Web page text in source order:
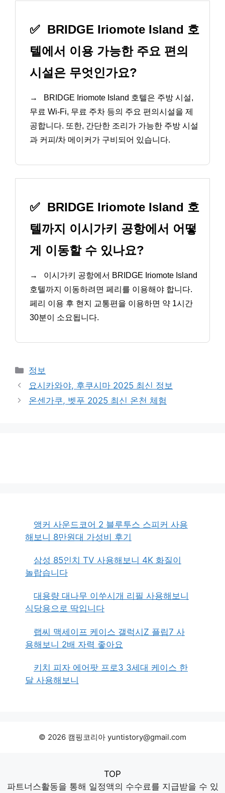
✅ BRIDGE Iriomote Island 호
텔에서 이용 가능한 주요 편의
시설은 무엇인가요?
→
BRIDGE Iriomote Island 호텔은 주방 시설,
무료 Wi-Fi, 무료 주차 등의 주요 편의시설을 제
공합니다. 또한, 간단한 조리가 가능한 주방 시설
과 커피/차 메이커가 구비되어 있습니다.
✅ BRIDGE Iriomote Island 호
텔까지 이시가키 공항에서 어떻
게 이동할 수 있나요?
→
이시가키 공항에서 BRIDGE Iriomote Island
호텔까지 이동하려면 페리를 이용해야 합니다.
페리 이용 후 현지 교통편을 이용하면 약 1시간
30분이 소요됩니다.
카
테
리
정보
요시카와야, 후쿠시마 2025 최신 정보
온센가쿠, 벳푸 2025 최신 온천 체험
앵커 사운드코어 2 블루투스 스피커 사용
해보니 8만원대 가성비 후기
삼성 85인치 TV 사용해보니 4K 화질이
놀랍습니다
대용량 대나무 이쑤시개 리필 사용해보니
식당용으로 딱입니다
랩씨 맥세이프 케이스 갤럭시Z 플립7 사
용해보니 2배 자력 좋아요
키치 피자 에어팟 프로3 3세대 케이스 한
달 사용해보니
© 2026 캠핑코리아 yuntistory@gmail.com
TOP
파트너스활동을 통해 일정액의 수수료를 지급받을 수 있